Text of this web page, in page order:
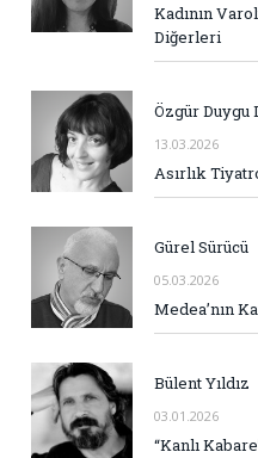
Kadının
Diğerleri
Özgür Duygu
13.03.2026
Asırlık
Gürel Sürücü
05.03.2026
Medea’nın
Bülent Yıldız
03.01.2026
“Kanlı